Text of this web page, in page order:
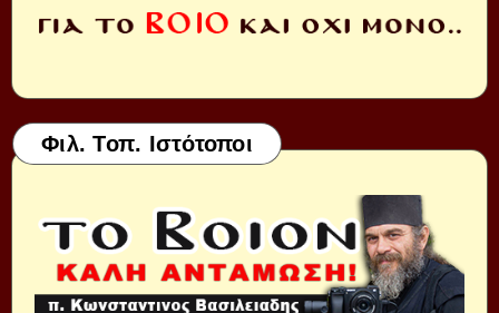
Φιλ. Τοπ. Ιστότοποι